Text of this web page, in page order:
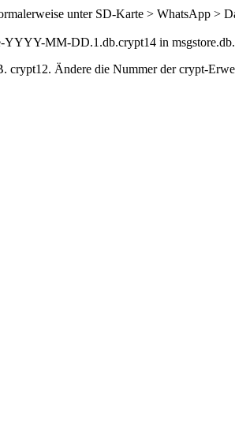
unter SD-Karte > WhatsApp >
YYYY-MM-DD.1.db.crypt14 in
crypt12. Ändere die Nummer der crypt-